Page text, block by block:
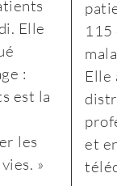
Elle
:
est la
les
»
115
Elle
et